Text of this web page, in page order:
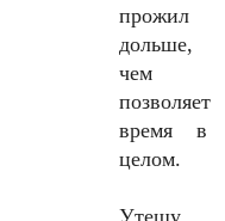
прожил
дольше,
чем
позволяет
время в
целом.
Утешу